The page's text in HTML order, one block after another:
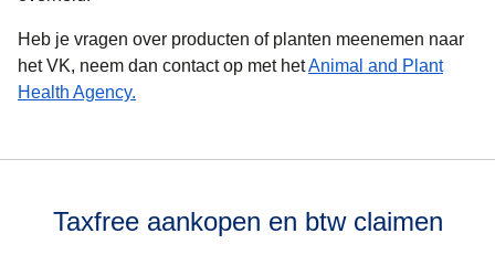
Heb je vragen over producten of planten meenemen naar
het VK, neem dan contact op met hetAnimal and Plant
Health Agency.
Taxfree aankopen en btw claimen